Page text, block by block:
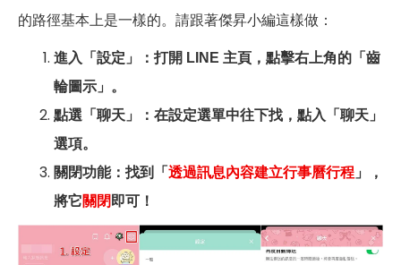
的路徑基本上是一樣的。請跟著傑昇小編這樣做：
進入「設定」：打開 LINE 主頁，點擊右上角的「齒
輪圖示」。
點選「聊天」：在設定選單中往下找，點入「聊天」
選項。
關閉功能：找到「 透過訊息內容建立行事曆行程 」，
將它關閉 即可！